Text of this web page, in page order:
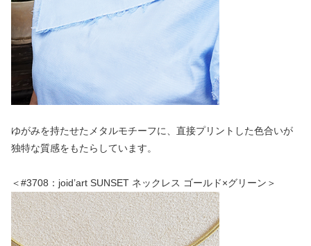
ゆがみを持たせたメタルモチーフに、直接プリントした色合いが
独特な質感をもたらしています。
＜#3708：joid’art SUNSET ネックレス ゴールド×グリーン＞